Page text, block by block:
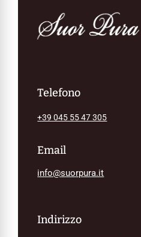
Telefono
+39 045 55 47 305
Email
info@suorpura.it
Indirizzo